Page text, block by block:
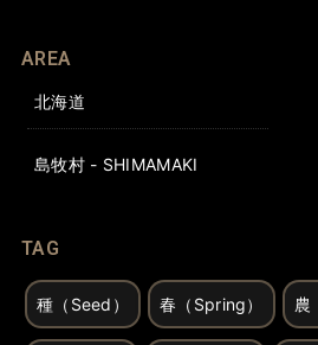
AREA
北海道
島牧村 - SHIMAMAKI
TAG
種（Seed） 春（Spring） 農